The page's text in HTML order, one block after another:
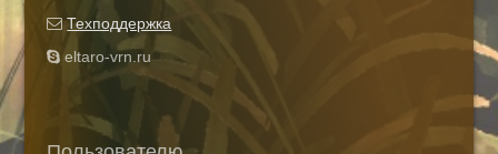
Техподдержка
eltaro-vrn.ru